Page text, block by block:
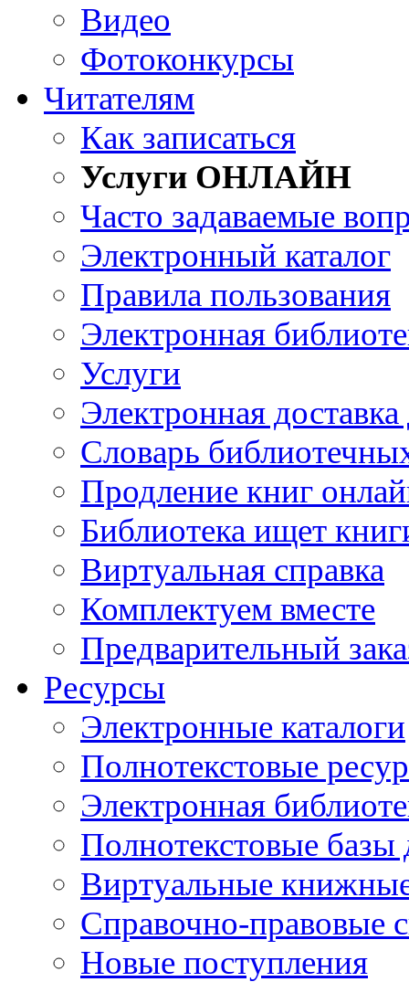
Видео
Фотоконкурсы
Читателям
Как записаться
Услуги ОНЛАЙН
Часто задаваемые
Электронный каталог
Правила пользования
Электронная
Услуги
Электронная
Словарь
Продление книг
Библиотека ищет
Виртуальная справка
Комплектуем вместе
Предварительный
Ресурсы
Электронные каталоги
Полнотекстовые
Электронная
Полнотекстовые
Виртуальные
Справочно-правовые
Новые поступления